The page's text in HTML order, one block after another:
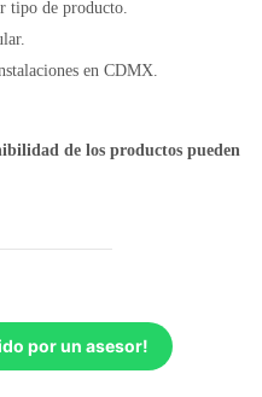
tipo de producto.
en CDMX.
de los productos pueden
por un asesor!